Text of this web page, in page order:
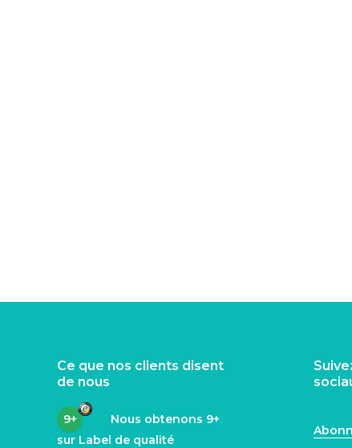
Ce que nos clients disent
de nous
9+ Nous obtenons 9+
sur Label de qualité